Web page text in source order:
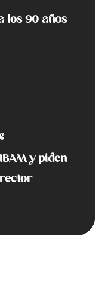
los 90 años
y piden